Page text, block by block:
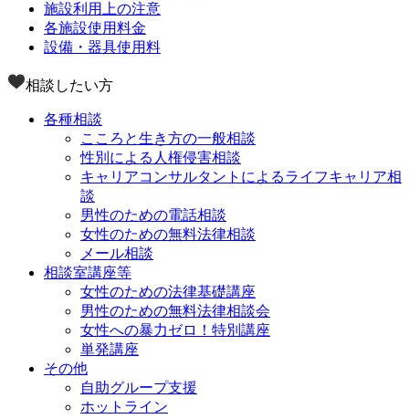
施設利用上の注意
各施設使用料金
設備・器具使用料
相談したい方
各種相談
こころと生き方の一般相談
性別による人権侵害相談
キャリアコンサルタントによるライフキャリア相
談
男性のための電話相談
女性のための無料法律相談
メール相談
相談室講座等
女性のための法律基礎講座
男性のための無料法律相談会
女性への暴力ゼロ！特別講座
単発講座
その他
自助グループ支援
ホットライン